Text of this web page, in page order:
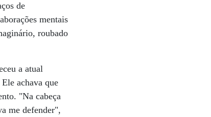
de
mentais
roubado
a atual
achava que
"Na cabeça
me defender",